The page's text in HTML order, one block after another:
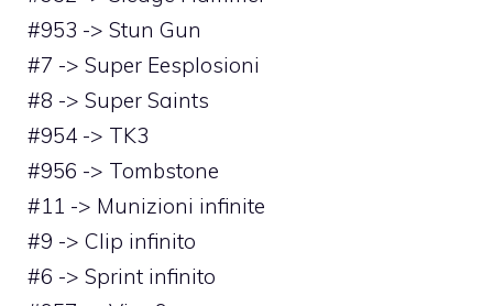
#953 -> Stun Gun
#7 -> Super Eesplosioni
#8 -> Super Saints
#954 -> TK3
#956 -> Tombstone
#11 -> Munizioni infinite
#9 -> Clip infinito
#6 -> Sprint infinito